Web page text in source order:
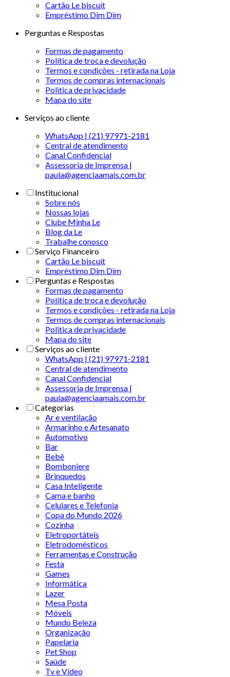
Cartão Le biscuit
Empréstimo Dim Dim
Perguntas e Respostas
Formas de pagamento
Política de troca e devolução
Termos e condições - retirada na Loja
Termos de compras internacionais
Politica de privacidade
Mapa do site
Serviços ao cliente
WhatsApp | (21) 97971-2181
Central de atendimento
Canal Confidencial
Assessoria de Imprensa |
paula@agenciaamais.com.br
Institucional
Sobre nós
Nossas lojas
Clube Minha Le
Blog da Le
Trabalhe conosco
Serviço Financeiro
Cartão Le biscuit
Empréstimo Dim Dim
Perguntas e Respostas
Formas de pagamento
Política de troca e devolução
Termos e condições - retirada na Loja
Termos de compras internacionais
Politica de privacidade
Mapa do site
Serviços ao cliente
WhatsApp | (21) 97971-2181
Central de atendimento
Canal Confidencial
Assessoria de Imprensa |
paula@agenciaamais.com.br
Categorias
Ar e ventilação
Armarinho e Artesanato
Automotivo
Bar
Bebê
Bomboniere
Brinquedos
Casa Inteligente
Cama e banho
Celulares e Telefonia
Copa do Mundo 2026
Cozinha
Eletroportáteis
Eletrodomésticos
Ferramentas e Construção
Festa
Games
Informática
Lazer
Mesa Posta
Móveis
Mundo Beleza
Organização
Papelaria
Pet Shop
Saúde
Tv e Vídeo